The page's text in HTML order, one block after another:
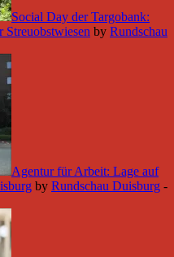
Social Day der Targobank:
Streuobstwiesen by Rundschau
Agentur für Arbeit: Lage auf
by Rundschau Duisburg -